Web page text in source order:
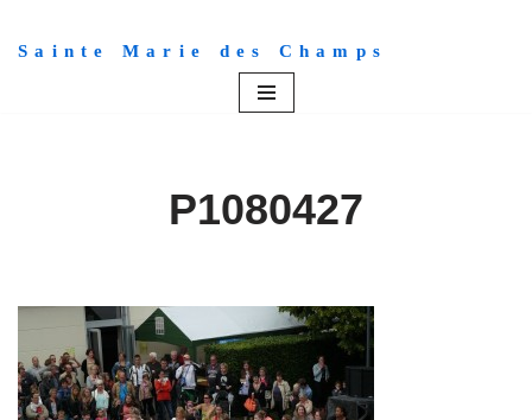
Aller
Sainte Marie des Champs
P1080427